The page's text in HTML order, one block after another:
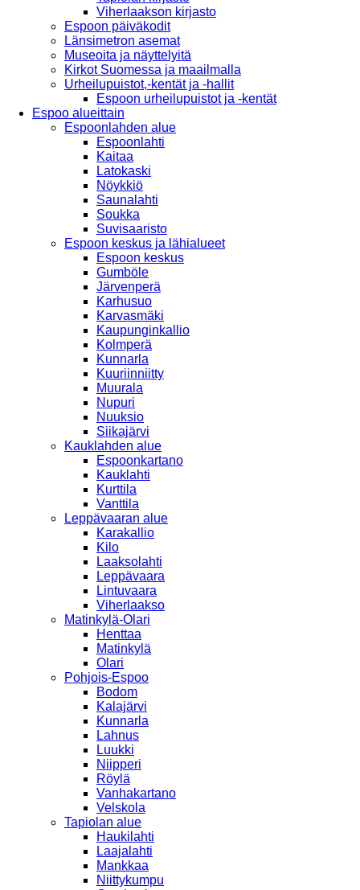
Viherlaakson kirjasto
Espoon päiväkodit
Länsimetron asemat
Museoita ja näyttelyitä
Kirkot Suomessa ja maailmalla
Urheilupuistot,-kentät ja -hallit
Espoon urheilupuistot ja -kentät
Espoo alueittain
Espoonlahden alue
Espoonlahti
Kaitaa
Latokaski
Nöykkiö
Saunalahti
Soukka
Suvisaaristo
Espoon keskus ja lähialueet
Espoon keskus
Gumböle
Järvenperä
Karhusuo
Karvasmäki
Kaupunginkallio
Kolmperä
Kunnarla
Kuuriinniitty
Muurala
Nupuri
Nuuksio
Siikajärvi
Kauklahden alue
Espoonkartano
Kauklahti
Kurttila
Vanttila
Leppävaaran alue
Karakallio
Kilo
Laaksolahti
Leppävaara
Lintuvaara
Viherlaakso
Matinkylä-Olari
Henttaa
Matinkylä
Olari
Pohjois-Espoo
Bodom
Kalajärvi
Kunnarla
Lahnus
Luukki
Niipperi
Röylä
Vanhakartano
Velskola
Tapiolan alue
Haukilahti
Laajalahti
Mankkaa
Niittykumpu